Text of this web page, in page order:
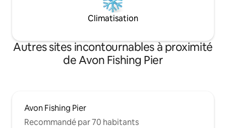
Climatisation
Autres sites incontournables à proximité
de Avon Fishing Pier
Avon Fishing Pier
Recommandé par 70 habitants